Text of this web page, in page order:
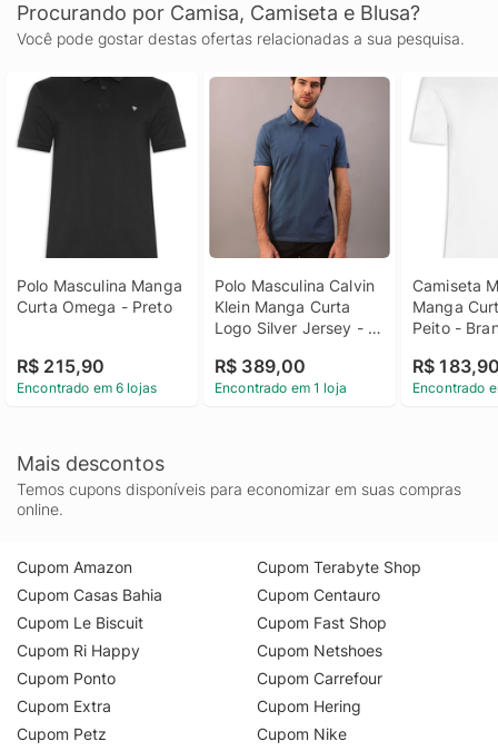
Procurando por Camisa, Camiseta e Blusa?
Você pode gostar destas ofertas relacionadas a sua pesquisa.
Polo Masculina Manga
Curta Omega - Preto
R$ 215,90
Encontrado em 6 lojas
Polo Masculina Calvin
Klein Manga Curta
Logo Silver Jersey -
Calvin Klein Manga
Curta Logo Silver
R$ 389,00
Encontrado em 1 loja
Camiseta
Manga
Peito -
R$
Encontrado
Mais descontos
Temos cupons disponíveis para economizar em suas compras
online.
Cupom Amazon
Cupom Casas Bahia
Cupom Le Biscuit
Cupom Ri Happy
Cupom Ponto
Cupom Extra
Cupom Petz
Cupom Terabyte Shop
Cupom Centauro
Cupom Fast Shop
Cupom Netshoes
Cupom Carrefour
Cupom Hering
Cupom Nike